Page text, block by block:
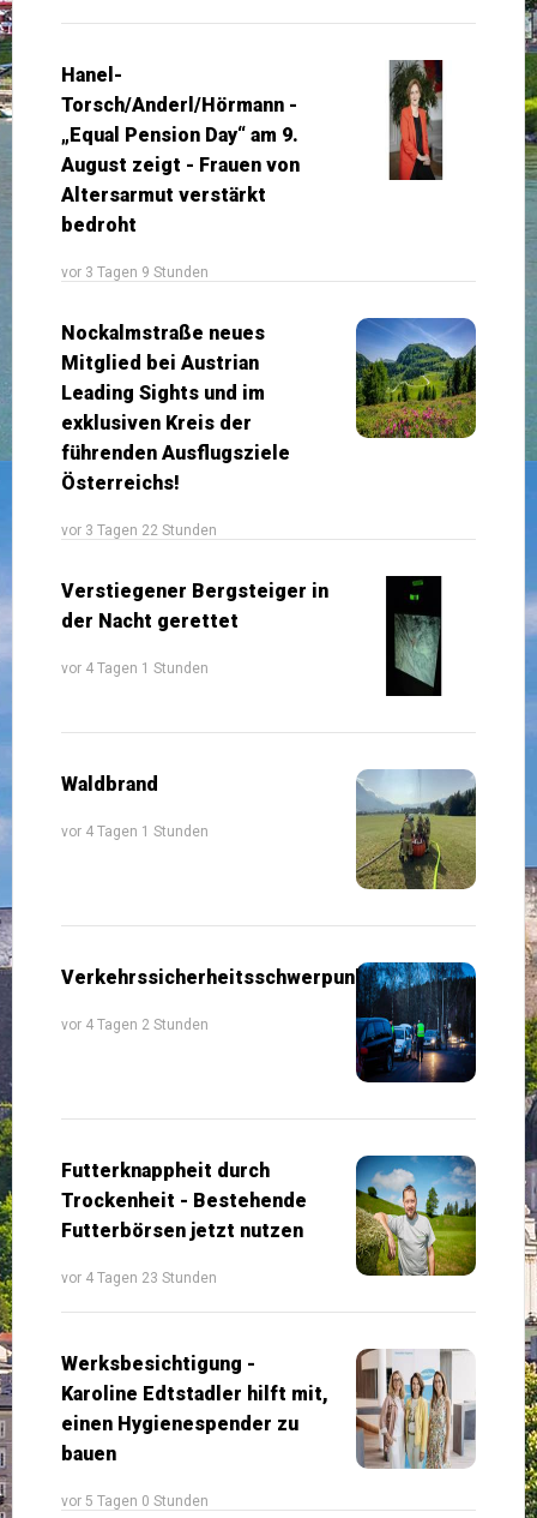
Hanel-
Torsch/Anderl/Hörmann -
„Equal Pension Day“ am 9.
August zeigt - Frauen von
Altersarmut verstärkt
bedroht
vor 3 Tagen 9 Stunden
Nockalmstraße neues
Mitglied bei Austrian
Leading Sights und im
exklusiven Kreis der
führenden Ausflugsziele
Österreichs!
vor 3 Tagen 22 Stunden
Verstiegener Bergsteiger in
der Nacht gerettet
vor 4 Tagen 1 Stunden
Waldbrand
vor 4 Tagen 1 Stunden
Verkehrssicherheitsschwerpunkte
vor 4 Tagen 2 Stunden
Futterknappheit durch
Trockenheit - Bestehende
Futterbörsen jetzt nutzen
vor 4 Tagen 23 Stunden
Werksbesichtigung -
Karoline Edtstadler hilft mit,
einen Hygienespender zu
bauen
vor 5 Tagen 0 Stunden